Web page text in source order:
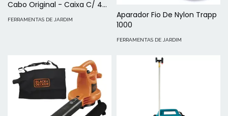
Cabo Original - Caixa C/ 4
FERRAMENTAS DE JARDIM
Aparador Fio De Nylon Trapp
1000
FERRAMENTAS DE JARDIM